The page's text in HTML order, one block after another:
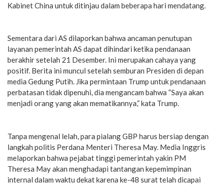
Kabinet China untuk ditinjau dalam beberapa hari mendatang.
Sementara dari AS dilaporkan bahwa ancaman penutupan
layanan pemerintah AS dapat dihindari ketika pendanaan
berakhir setelah 21 Desember. Ini merupakan cahaya yang
positif. Berita ini muncul setelah semburan Presiden di depan
media Gedung Putih. Jika permintaan Trump untuk pendanaan
perbatasan tidak dipenuhi, dia mengancam bahwa “Saya akan
menjadi orang yang akan mematikannya,” kata Trump.
Tanpa mengenal lelah, para pialang GBP harus bersiap dengan
langkah politis Perdana Menteri Theresa May. Media Inggris
melaporkan bahwa pejabat tinggi pemerintah yakin PM
Theresa May akan menghadapi tantangan kepemimpinan
internal dalam waktu dekat karena ke-48 surat telah dicapai